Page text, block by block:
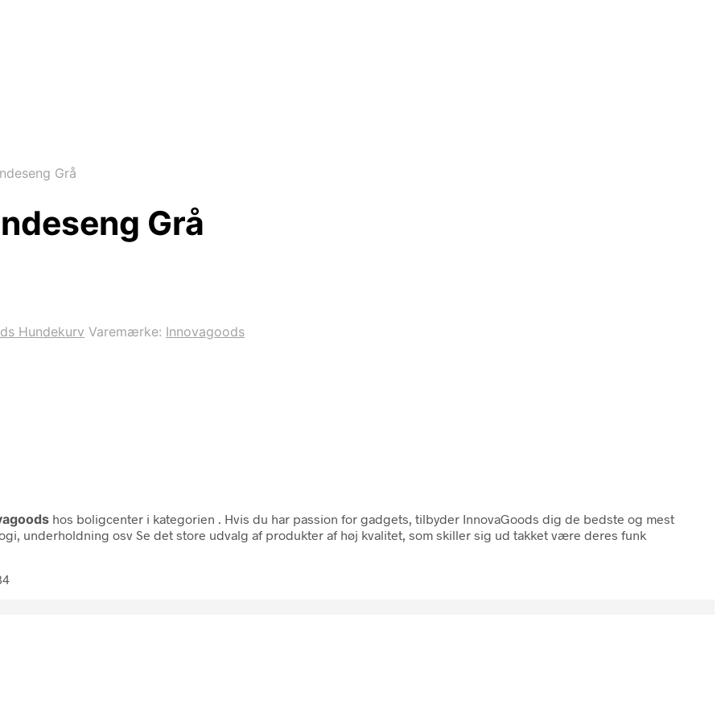
Grå
Grå
Hundekurv Varemærke: Innovagoods
hos boligcenter i kategorien
. Hvis du har passion for gadgets, tilbyder InnovaGoods dig de bedste og mest
underholdning osv Se det store udvalg af produkter af høj kvalitet, som skiller sig ud takket være deres funk